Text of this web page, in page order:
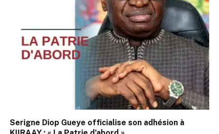
Serigne Diop Gueye officialise son adhésion à